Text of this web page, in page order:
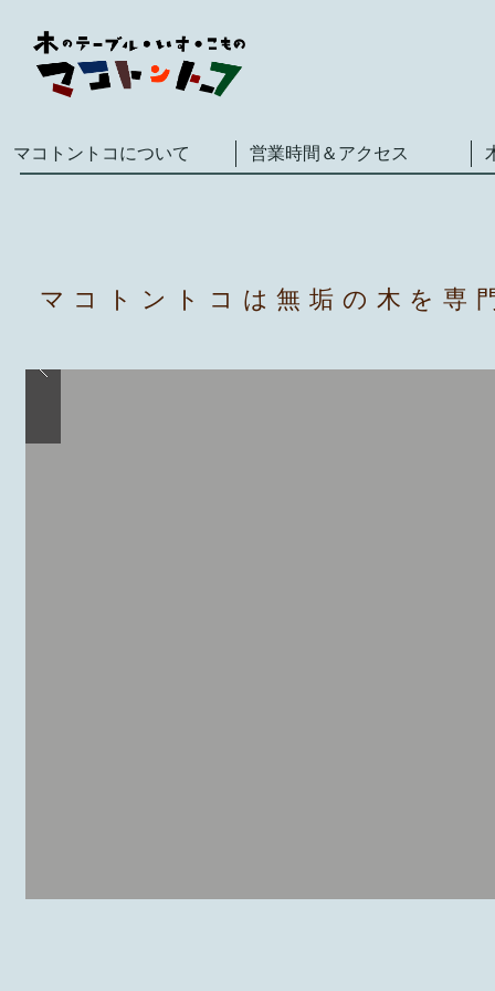
マコトントコについて 営業時間＆アクセス
マコトントコは無垢の木を専